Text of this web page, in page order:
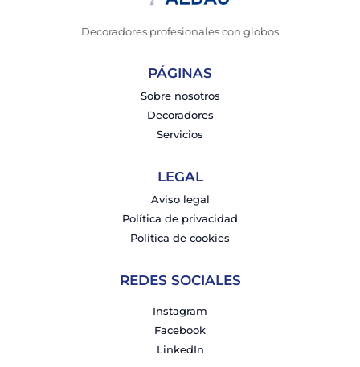
Decoradores profesionales con globos
PÁGINAS
Sobre nosotros
Decoradores
Servicios
LEGAL
Aviso legal
Política de privacidad
Política de cookies
REDES SOCIALES
Instagram
Facebook
LinkedIn